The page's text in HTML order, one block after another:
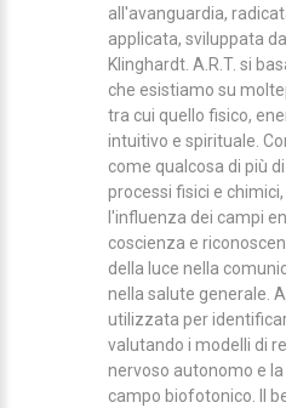
all'avanguardia,
applicata, sviluppata
Klinghardt. A.R.T. si
che esistiamo su
tra cui quello fisico,
intuitivo e spirituale.
come qualcosa di più
processi fisici e
l'influenza dei campi
coscienza e
della luce nella
nella salute generale.
utilizzata per
valutando i modelli di
nervoso autonomo e la
campo biofotonico. Il